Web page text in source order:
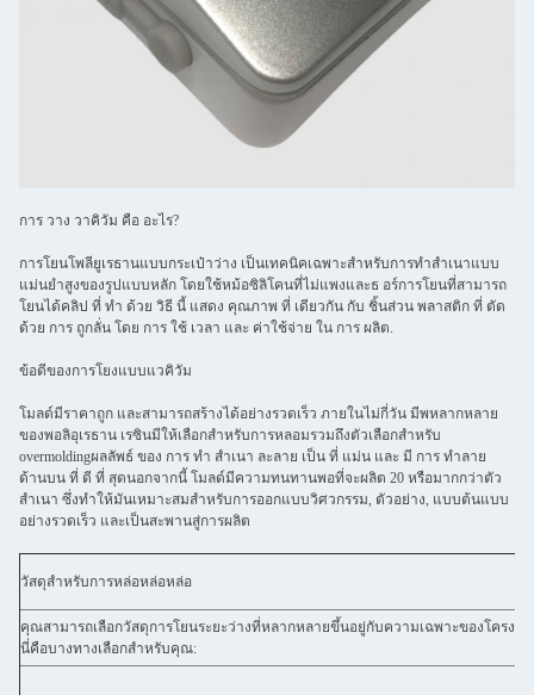
การ วาง วาคิวัม คือ อะไร?
การโยนโพลียูเรธานแบบกระเป๋าว่าง เป็นเทคนิคเฉพาะสําหรับการทําสําเนาแบบ
แม่นยําสูงของรูปแบบหลัก โดยใช้หม้อซิลิโคนที่ไม่แพงและธ อร์การโยนที่สามารถ
โยนได้คลิป ที่ ทํา ด้วย วิธี นี้ แสดง คุณภาพ ที่ เดียวกัน กับ ชิ้นส่วน พลาสติก ที่ ตัด
ด้วย การ ถูกลั่น โดย การ ใช้ เวลา และ ค่าใช้จ่าย ใน การ ผลิต.
ข้อดีของการโยงแบบแวคิวัม
โมลด์มีราคาถูก และสามารถสร้างได้อย่างรวดเร็ว ภายในไม่กี่วัน มีพหลากหลาย
ของพอลิอุเรธาน เรซินมีให้เลือกสําหรับการหลอมรวมถึงตัวเลือกสําหรับ
overmoldingผลลัพธ์ ของ การ ทํา สําเนา ละลาย เป็น ที่ แม่น และ มี การ ทําลาย
ด้านบน ที่ ดี ที่ สุดนอกจากนี้ โมลด์มีความทนทานพอที่จะผลิต 20 หรือมากกว่าตัว
สําเนา ซึ่งทําให้มันเหมาะสมสําหรับการออกแบบวิศวกรรม, ตัวอย่าง, แบบต้นแบบ
อย่างรวดเร็ว และเป็นสะพานสู่การผลิต
วัสดุสําหรับการหล่อหล่อหล่อ
คุณสามารถเลือกวัสดุการโยนระยะว่างที่หลากหลายขึ้นอยู่กับความเฉพาะของโครงก
นี่คือบางทางเลือกสําหรับคุณ: